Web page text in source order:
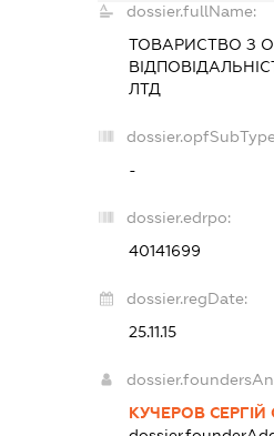
dossier.fullName:
ТОВАРИСТВО З
ЛТД
-
dossier.edrpo:
40141699
dossier.regDate:
25.11.15
КУЧЕРОВ